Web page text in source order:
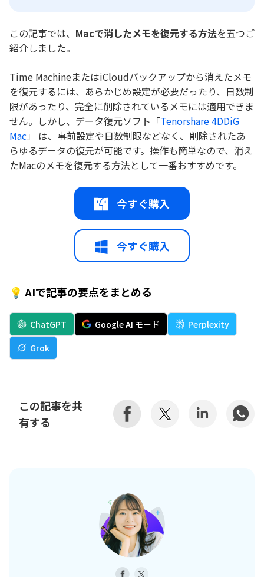
この記事では、 Macで消したメモを復元する方法を五つご
紹介しました。
Time MachineまたはiCloudバックアップから消えたメモ
を復元するには、あらかじめ設定が必要だったり、日数制
限があったり、完全に削除されているメモには適用できま
せん。しかし、データ復元ソフト「Tenorshare 4DDiG
Mac」 は、事前設定や日数制限などなく、削除されたあ
らゆるデータの復元が可能です。操作も簡単なので、消え
たMacのメモを復元する方法として一番おすすめです。
今すぐ購入
今すぐ購入
💡 AIで記事の要点をまとめる
ChatGPT Google AI モード
Perplexity
Grok
この記事を共
有する